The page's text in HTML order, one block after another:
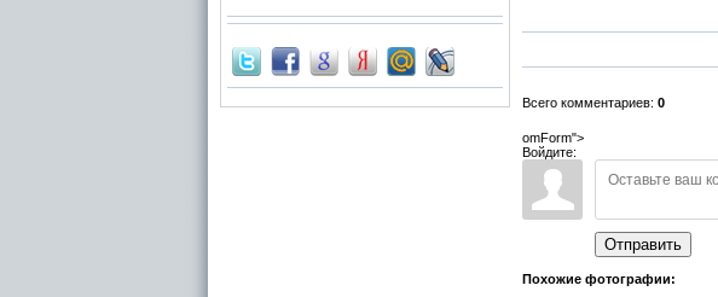
Всего комментариев: 0
omForm">
Войдите:
Отправить
Похожие фотографии: